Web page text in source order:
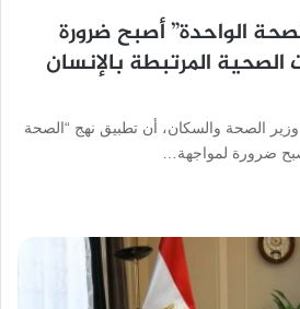
الواحدة” أصبح ضرورة
المرتبطة بالإنسان
وزير الصحة والسكان، أن تطبيق نهج “الصحة
ضرورة لمواجهة…